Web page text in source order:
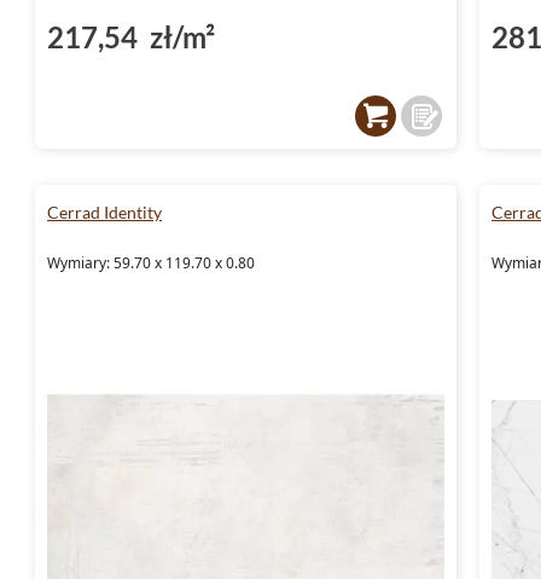
217,54 zł/m²
Cerrad Identity
Wymiary: 59.70 x 119.70 x 0.80